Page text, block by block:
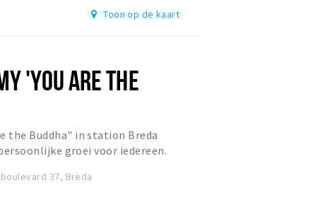
Toon op de kaart
'YOU ARE THE
the Buddha" in station Breda
groei voor iedereen.
37, Breda